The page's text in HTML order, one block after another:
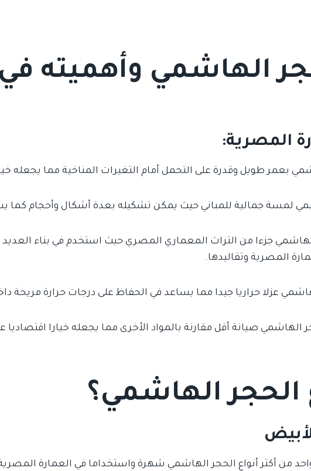
الهاشمي وأهميته في
المصرية:
بعمر طويل وقدرة على التحمل أمام التغيرات المناخية مما يجعله
لمسة جمالية للمباني حيث يمكن تشكيله بعدة أشكال وأحجام
جزءا من التراث المعماري المصري حيث استخدم في بناء
المصرية وتقاليدها.
عزلا حراريا جيدا مما يساعد في الحفاظ على درجات حرارة مريحة
الهاشمي صيانة أقل مقارنة بالمواد الأخرى مما يجعله خيارا اقتصاديا
الحجر الهاشمي؟
من أكثر أنواع الحجر الهاشمي شهرة واستخداما في العمارة